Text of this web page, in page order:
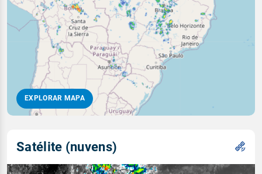
EXPLORAR MAPA
Satélite (nuvens)